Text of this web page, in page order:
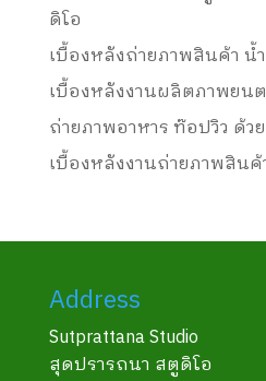
ดิโอ
เบื้องหลังถ่ายภาพสินค้า น้
เบื้องหลังงานผลิตภาพยน
ถ่ายภาพอาหาร ท๊อปวิว ด้ว
เบื้องหลังงานถ่ายภาพสินค้
Address
Sutprattana Studio
สุดปรารถนา สตูดิโอ